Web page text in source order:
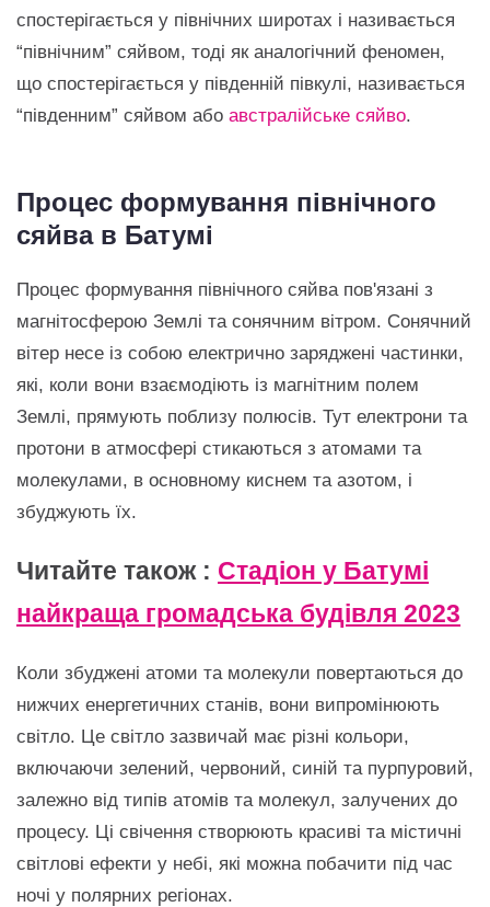
спостерігається у північних широтах і називається
“північним” сяйвом, тоді як аналогічний феномен,
що спостерігається у південній півкулі, називається
“південним” сяйвом або австралійське сяйво.
Процес формування північного
сяйва в Батумі
Процес формування північного сяйва пов'язані з
магнітосферою Землі та сонячним вітром. Сонячний
вітер несе із собою електрично заряджені частинки,
які, коли вони взаємодіють із магнітним полем
Землі, прямують поблизу полюсів. Тут електрони та
протони в атмосфері стикаються з атомами та
молекулами, в основному киснем та азотом, і
збуджують їх.
Читайте також : Стадіон у Батумі
найкраща громадська будівля 2023
Коли збуджені атоми та молекули повертаються до
нижчих енергетичних станів, вони випромінюють
світло. Це світло зазвичай має різні кольори,
включаючи зелений, червоний, синій та пурпуровий,
залежно від типів атомів та молекул, залучених до
процесу. Ці свічення створюють красиві та містичні
світлові ефекти у небі, які можна побачити під час
ночі у полярних регіонах.